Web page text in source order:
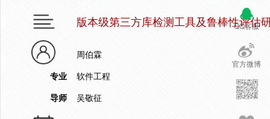
QQ客服
官方微博
版本级第三方库检测工具及鲁棒性评估
周伯霖
专业
软件工程
导师
吴敬征